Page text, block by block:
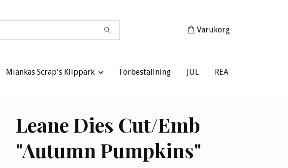
Varukorg
Miankas Scrap's Klippark Förbeställning JUL
REA
Leane Dies Cut/Emb
"Autumn Pumpkins"